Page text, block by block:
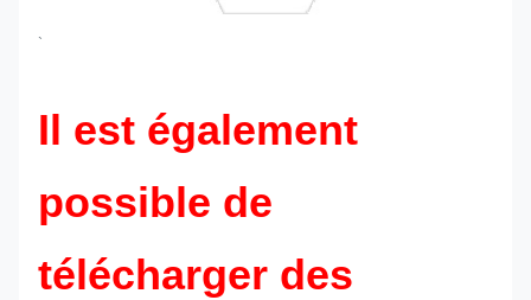
`
Il est également
possible de
télécharger des